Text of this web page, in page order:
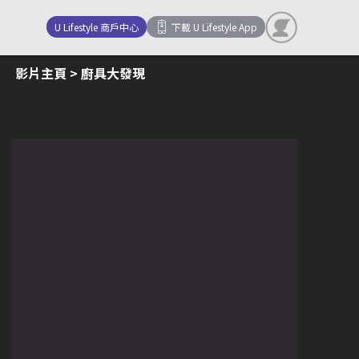
U Lifestyle 商戶中心 下載 U Lifestyle App
影片主頁 > 廚具大發現